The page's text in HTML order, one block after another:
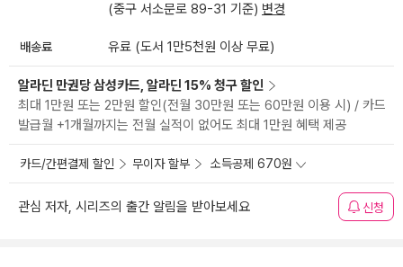
(중구 서소문로 89-31 기준) 변경
배송료 유료 (도서 1만5천원 이상 무료)
알라딘 만권당 삼성카드, 알라딘 15% 청구 할인
최대 1만원 또는 2만원 할인(전월 30만원 또는 60만원 이용 시) / 카드
발급월 +1개월까지는 전월 실적이 없어도 최대 1만원 혜택 제공
카드/간편결제 할인 무이자 할부 소득공제 670원
관심 저자, 시리즈의 출간 알림을 받아보세요 신청